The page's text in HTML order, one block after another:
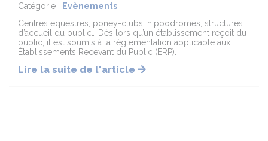
Catégorie : Evènements
Centres équestres, poney-clubs, hippodromes, structures
d’accueil du public… Dès lors qu’un établissement reçoit du
public, il est soumis à la réglementation applicable aux
Établissements Recevant du Public (ERP).
Lire la suite de l'article